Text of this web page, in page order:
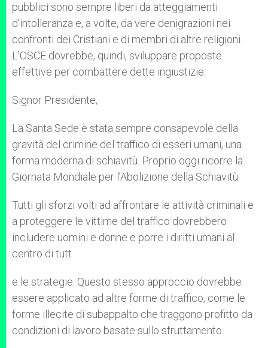
pubblici sono sempre liberi da atteggiamenti
d’intolleranza e, a volte, da vere denigrazioni nei
confronti dei Cristiani e di membri di altre religioni.
L’OSCE dovrebbe, quindi, sviluppare proposte
effettive per combattere dette ingiustizie.
Signor Presidente,
La Santa Sede è stata sempre consapevole della
gravità del crimine del traffico di esseri umani, una
forma moderna di schiavitù. Proprio oggi ricorre la
Giornata Mondiale per l’Abolizione della Schiavitù.
Tutti gli sforzi volti ad affrontare le attività criminali e
a proteggere le vittime del traffico dovrebbero
includere uomini e donne e porre i diritti umani al
centro di tutt
e le strategie. Questo stesso approccio dovrebbe
essere applicato ad altre forme di traffico, come le
forme illecite di subappalto che traggono profitto da
condizioni di lavoro basate sullo sfruttamento.